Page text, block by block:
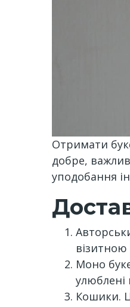
Отримати
добре,
уподобання
візитною
Моно
улюблені
Кошики.